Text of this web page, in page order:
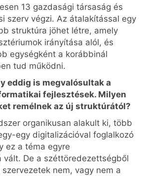
13 gazdasági társaság és
szerv végzi. Az átalakítással egy
struktúra jöhet létre, amely
irányítása alól, és
egységként a korábbinál
tud működni.
eddig is megvalósultak a
fejlesztések. Milyen
remélnek az új struktúrától?
organikusan alakult ki, több
egy digitalizációval foglalkozó
ez a téma egyre
vált. De a széttöredezettségből
nem, vagy nem a